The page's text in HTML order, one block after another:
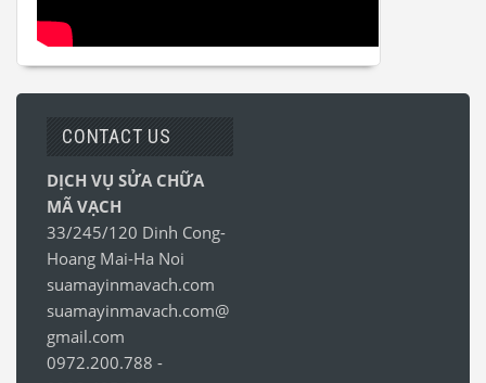
CONTACT US
DỊCH VỤ SỬA CHỮA
MÃ VẠCH
33/245/120 Dinh Cong-
Hoang Mai-Ha Noi
suamayinmavach.com
suamayinmavach.com@
gmail.com
0972.200.788 -